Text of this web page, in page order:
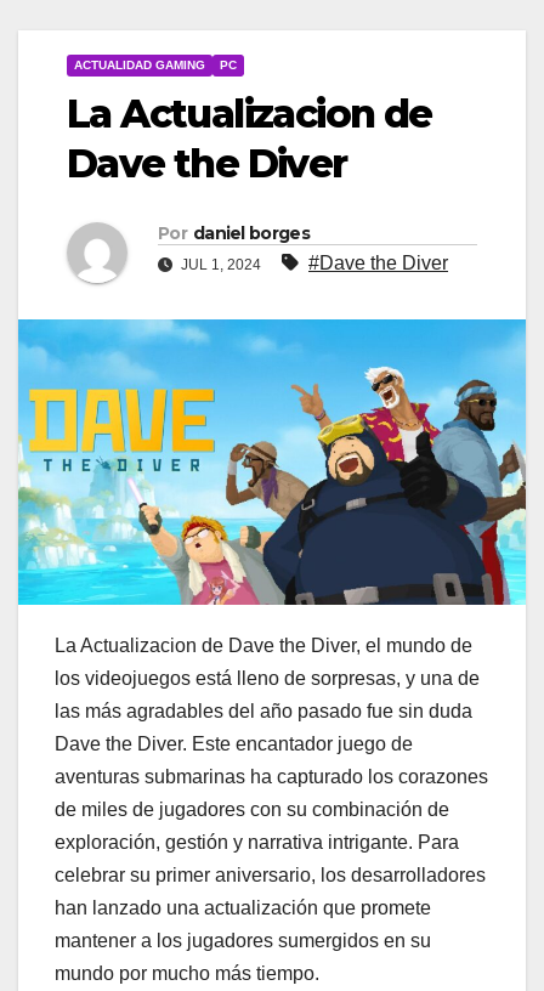
ACTUALIDAD GAMING PC
La Actualizacion de
Dave the Diver
Por daniel borges
JUL 1, 2024 #Dave the Diver
La Actualizacion de Dave the Diver, el mundo de
los videojuegos está lleno de sorpresas, y una de
las más agradables del año pasado fue sin duda
Dave the Diver. Este encantador juego de
aventuras submarinas ha capturado los corazones
de miles de jugadores con su combinación de
exploración, gestión y narrativa intrigante. Para
celebrar su primer aniversario, los desarrolladores
han lanzado una actualización que promete
mantener a los jugadores sumergidos en su
mundo por mucho más tiempo.